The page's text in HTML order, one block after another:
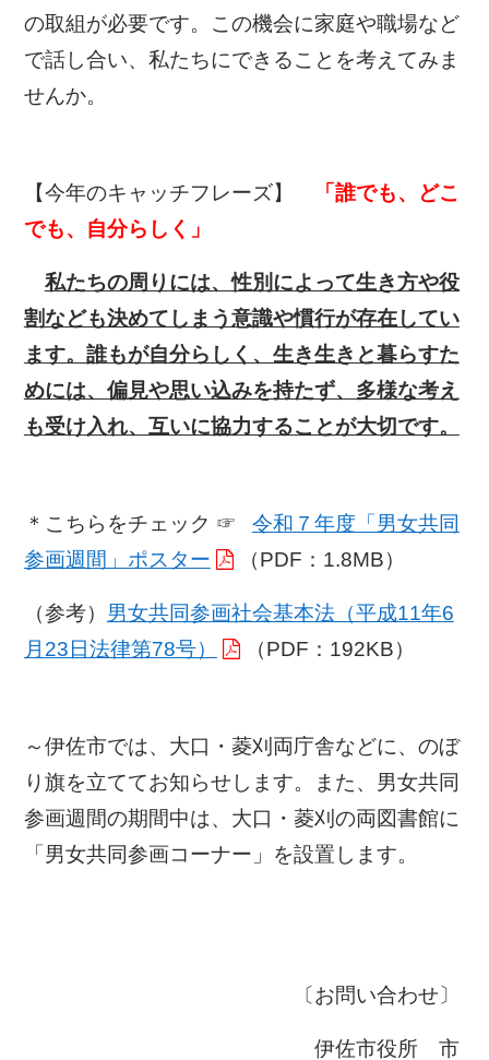
の取組が必要です。この機会に家庭や職場など
で話し合い、私たちにできることを考えてみま
せんか。
【今年のキャッチフレーズ】
「誰でも、どこ
でも、自分らしく」
私たちの周りには、性別によって生き方や役
割なども決めてしまう意識や慣行が存在してい
ます。誰もが自分らしく、生き生きと暮らすた
めには、偏見や思い込みを持たず、多様な考え
も受け入れ、互いに協力することが大切です。
＊こちらをチェック ☞
令和７年度「男女共同
参画週間」ポスター
（PDF：1.8MB）
（参考） 男女共同参画社会基本法（平成11年6
月23日法律第78号）
（PDF：192KB）
～伊佐市では、大口・菱刈両庁舎などに、のぼ
り旗を立ててお知らせします。また、男女共同
参画週間の期間中は、大口・菱刈の両図書館に
「男女共同参画コーナー」を設置します。
〔お問い合わせ〕
伊佐市役所 市